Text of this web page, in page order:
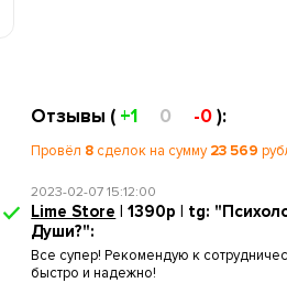
Отзывы ( +1 0 -0):
Провёл 8 сделок на сумму23 569
2023-02-07 15:12:00
Lime Store | 1390р | tg:
Души?":
Все супер! Рекомендую к
быстро и надежно!